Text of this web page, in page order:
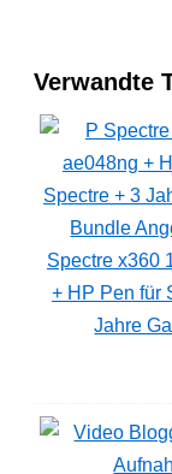
Verwandte
Bundle
Spectre x360
+ HP Pen für
Jahre